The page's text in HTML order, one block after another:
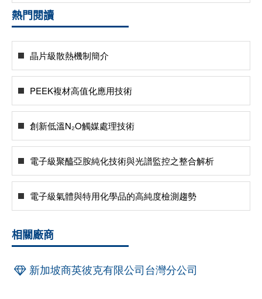
熱門閱讀
晶片級散熱機制簡介
PEEK複材高值化應用技術
創新低溫N₂O觸媒處理技術
電子級聚醯亞胺純化技術與光譜監控之整合解析
電子級氣體與特用化學品的高純度檢測趨勢
相關廠商
新加坡商英彼克有限公司台灣分公司